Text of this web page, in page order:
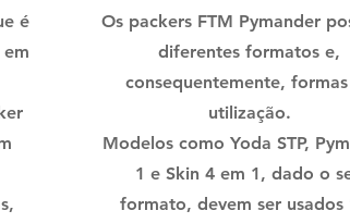
é
em
Os packers FTM Pymander
diferentes formatos e,
consequentemente,
utilização.
Modelos como Yoda STP,
1 e Skin 4 em 1, dado o
formato, devem ser usados